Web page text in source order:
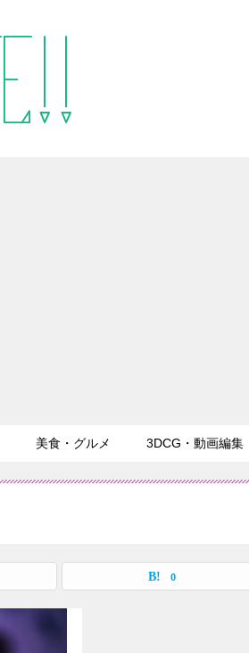
美食・グルメ 3DCG・動画編集
0